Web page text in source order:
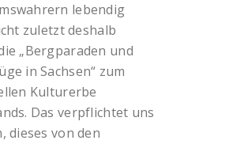
lebendig
zuletzt deshalb
„Bergparaden und
in Sachsen“ zum
Kulturerbe
Das verpflichtet uns
dieses von den